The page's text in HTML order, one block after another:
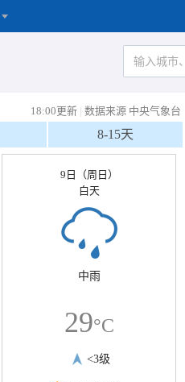
18:00更新 | 数据来源 中央气象台
8-15天
9日（周日）
白天
中雨
29°C
<3级